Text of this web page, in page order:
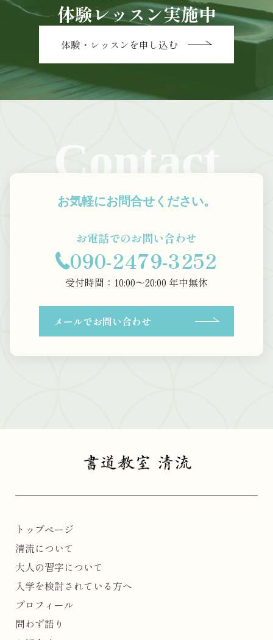
体験レッスン実施中
体験・レッスンを申し込む
Contact
お気軽にお問合せください。
お電話でのお問い合わせ
090-2479-3252
受付時間：10:00〜20:00 年中無休
メールでお問い合わせ
トップページ
清流について
大人の習字について
入学を検討されている方へ
プロフィール
問わず語り